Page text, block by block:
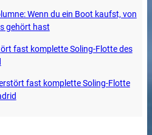
Wenn du ein Boot kaufst, von
gehört hast
fast komplette Soling-Flotte des
fast komplette Soling-Flotte